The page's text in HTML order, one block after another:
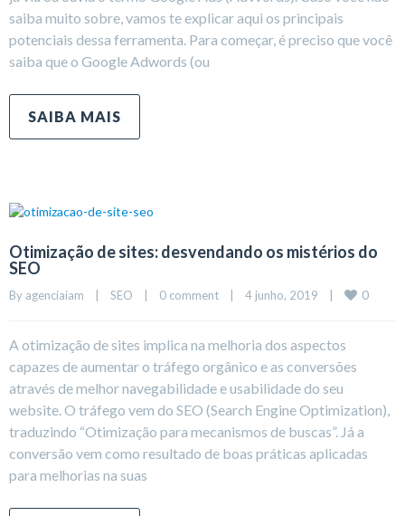
saiba muito sobre, vamos te explicar aqui os principais
potenciais dessa ferramenta. Para começar, é preciso que você
saiba que o Google Adwords (ou
SAIBA MAIS
Otimização de sites: desvendando os mistérios do
SEO
By agenciaiam SEO 0 comment 4 junho, 2019 0
A otimização de sites implica na melhoria dos aspectos
capazes de aumentar o tráfego orgânico e as conversões
através de melhor navegabilidade e usabilidade do seu
website. O tráfego vem do SEO (Search Engine Optimization),
traduzindo “Otimização para mecanismos de buscas”. Já a
conversão vem como resultado de boas práticas aplicadas
para melhorias na suas